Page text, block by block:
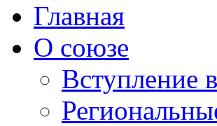
Главная
О союзе
Вступление